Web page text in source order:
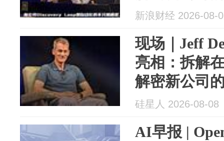
新浪财经 2026-08-
现场｜Jeff
亮相：拆解
解密新公司
硅星人 2026-08-08
AI早报 |